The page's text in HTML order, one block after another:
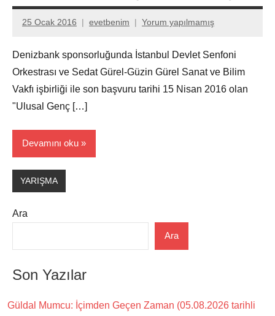
25 Ocak 2016 evetbenim Yorum yapılmamış
Denizbank sponsorluğunda İstanbul Devlet Senfoni
Orkestrası ve Sedat Gürel-Güzin Gürel Sanat ve Bilim
Vakfı işbirliği ile son başvuru tarihi 15 Nisan 2016 olan
"Ulusal Genç […]
Devamını oku
YARIŞMA
Ara
Ara
Son Yazılar
Güldal Mumcu: İçimden Geçen Zaman (05.08.2026 tarihli